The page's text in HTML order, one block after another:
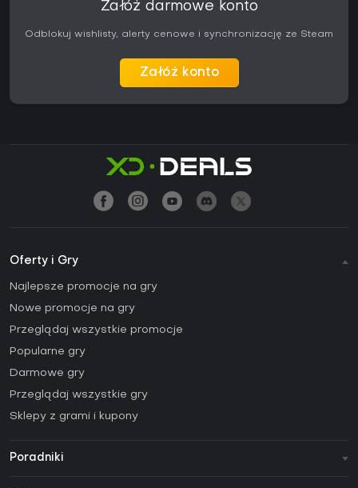
Załóż darmowe konto
Odblokuj wishlisty, alerty cenowe i synchronizację ze Steam
Załóż konto
Oferty i Gry
Najlepsze promocje na gry
Nowe promocje na gry
Przeglądaj wszystkie promocje
Popularne gry
Darmowe gry
Przeglądaj wszystkie gry
Sklepy z grami i kupony
Poradniki